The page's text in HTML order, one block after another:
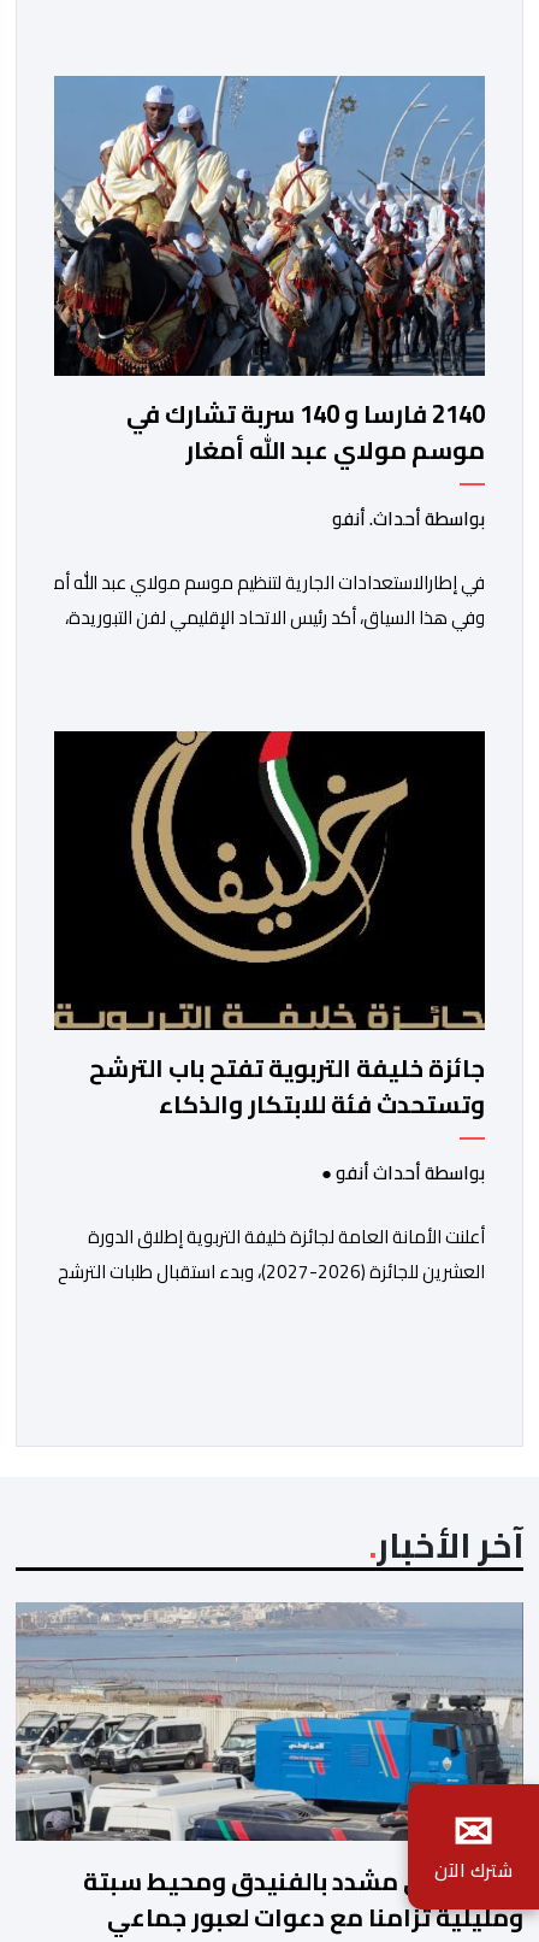
والإنسانية. ووفق بلاغ للمنظمين، تقترح هذه الدورة، التي
تنظم تحت الرعاية السامية لصاحب الجلالة الملك محمد
السادس، تحت شعار “سيدات البحر الأبيض المتوسط، […]
2140 فارسا و 140 سربة تشارك في
موسم مولاي عبد الله أمغار
بواسطة أحداث. أنفو
في إطارالاستعدادات الجارية لتنظيم موسم مولاي عبد الله
وفي هذا السياق، أكد رئيس الاتحاد الإقليمي لفن التبوريدة،
ولم تخل هذه الدورة من مؤشرات إيجابية على مستوى
وتبرز هذه الأرقام الحجم الكبير الذي باتت تعرفه
ومن المرتقب أن تعرف فعاليات الموسم إقبالا جماهيريا
واسعا،في ظل الشغف الكبير الذي يحظى به فن التبوريدة،
جائزة خليفة التربوية تفتح باب الترشح
وتستحدث فئة للابتكار والذكاء
الاصطناعي
بواسطة أحداث أنفو ●
أعلنت الأمانة العامة لجائزة خليفة التربوية إطلاق الدورة
العشرين للجائزة (2026-2027)، وبدء استقبال طلبات الترشح
جانب طرح 10 مجالات […]
آخر الأخبار
تأهب أمني مشدد بالفنيدق ومحيط سبتة
ومليلية تزامنا مع دعوات لعبور جماعي
✉
شترك الآن